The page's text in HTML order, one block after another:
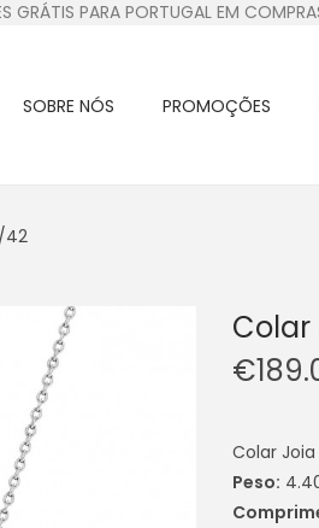
GRÁTIS PARA PORTUGAL EM
SOBRE NÓS PROMOÇÕES
42
Colar
€
Colar
Peso: